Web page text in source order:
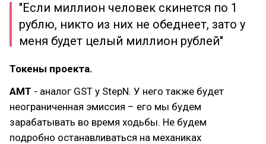
"Если миллион человек скинется по 1
рублю, никто из них не обеднеет, зато у
меня будет целый миллион рублей"
Токены проекта.
АМТ - аналог GST у StepN. У него также будет
неограниченная эмиссия – его мы будем
зарабатывать во время ходьбы. Не будем
подробно останавливаться на механиках